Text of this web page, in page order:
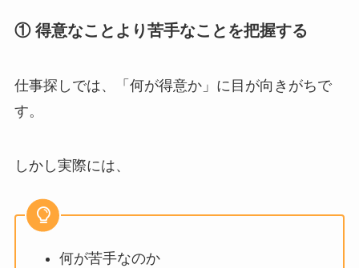
① 得意なことより苦手なことを把握する
仕事探しでは、「何が得意か」に目が向きがちで
す。
しかし実際には、
何が苦手なのか